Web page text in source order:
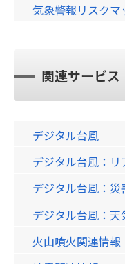
気象警報リスクマ
関連サービス
デジタル台風
デジタル台風：
デジタル台風：
デジタル台風：天
火山噴火関連情報